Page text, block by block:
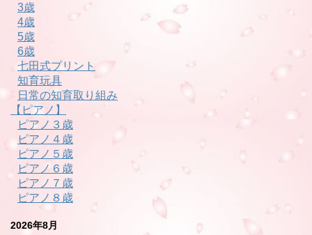
3歳
4歳
5歳
6歳
七田式プリント
知育玩具
日常の知育取り組み
【ピアノ】
ピアノ３歳
ピアノ４歳
ピアノ５歳
ピアノ６歳
ピアノ７歳
ピアノ８歳
2026年8月